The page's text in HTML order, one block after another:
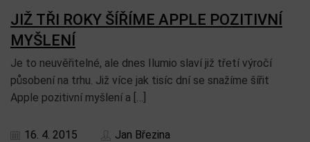
JIŽ TŘI ROKY ŠÍŘÍME APPLE POZITIVNÍ
MYŠLENÍ
Je to neuvěřitelné, ale dnes Ilumio slaví již třetí výročí
působení na trhu. Již více jak tisíc dní se snažíme šířit
Apple pozitivní myšlení a […]
16. 4. 2015 Jan Březina